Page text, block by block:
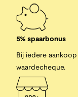
5% spaarbonus
Bij iedere
waardecheque.